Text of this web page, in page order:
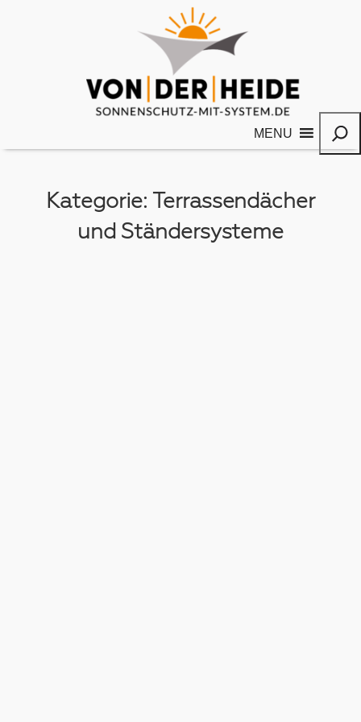
MENU
Kategorie: Terrassendächer
und Ständersysteme